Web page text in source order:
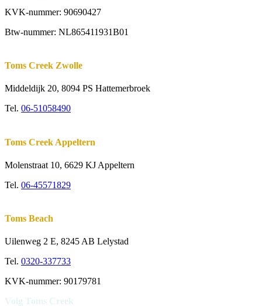
KVK-nummer: 90690427
Btw-nummer: NL865411931B01
Toms Creek Zwolle
Middeldijk 20, 8094 PS Hattemerbroek
Tel. 06-51058490
Toms Creek Appeltern
Molenstraat 10, 6629 KJ Appeltern
Tel. 06-45571829
Toms Beach
Uilenweg 2 E, 8245 AB Lelystad
Tel. 0320-337733
KVK-nummer: 90179781